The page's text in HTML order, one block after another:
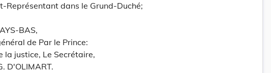
Représentant dans le Grund-Duché;
BAS,
de Par le Prince:
la justice, Le Secrétaire,
D'OLIMART.